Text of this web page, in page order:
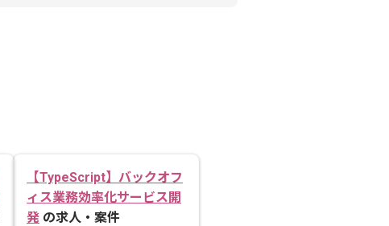
【TypeScript】バックオフ
ィス業務効率化サービス開
発 の求人・案件